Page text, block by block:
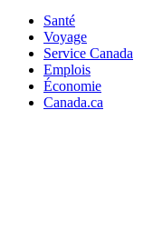
Santé
Voyage
Service Canada
Emplois
Économie
Canada.ca